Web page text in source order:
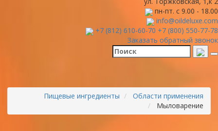
пн-пт. с 9.00 - 18.00
info@oildeluxe.com
+7 (812) 610-60-70 +7 (800) 550-77-78
Заказать обратный звонок
Пищевые ингредиенты
Области применения
Мыловарение